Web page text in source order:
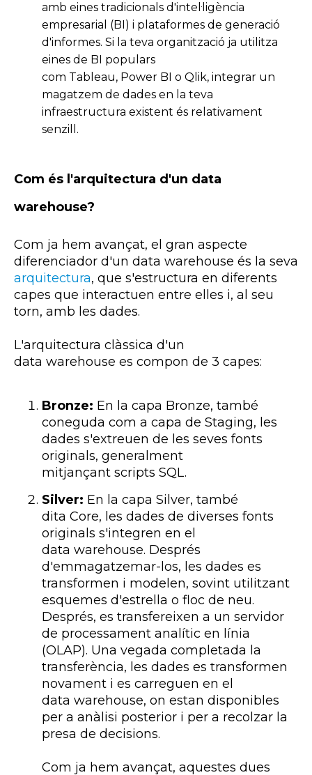
amb eines tradicionals d'intel·ligència
empresarial (BI) i plataformes de generació
d'informes. Si la teva organització ja utilitza
eines de BI populars
com Tableau, Power BI o Qlik, integrar un
magatzem de dades en la teva
infraestructura existent és relativament
senzill.
Com és l'arquitectura d'un data
warehouse?
Com ja hem avançat, el gran aspecte
diferenciador d'un data warehouse és la seva
arquitectura, que s'estructura en diferents
capes que interactuen entre elles i, al seu
torn, amb les dades.
L'arquitectura clàssica d'un
data warehouse es compon de 3 capes:
Bronze: En la capa Bronze, també
coneguda com a capa de Staging, les
dades s'extreuen de les seves fonts
originals, generalment
mitjançant scripts SQL.
Silver: En la capa Silver, també
dita Core, les dades de diverses fonts
originals s'integren en el
data warehouse. Després
d'emmagatzemar-los, les dades es
transformen i modelen, sovint utilitzant
esquemes d'estrella o floc de neu.
Després, es transfereixen a un servidor
de processament analític en línia
(OLAP). Una vegada completada la
transferència, les dades es transformen
novament i es carreguen en el
data warehouse, on estan disponibles
per a anàlisi posterior i per a recolzar la
presa de decisions.
Com ja hem avançat, aquestes dues